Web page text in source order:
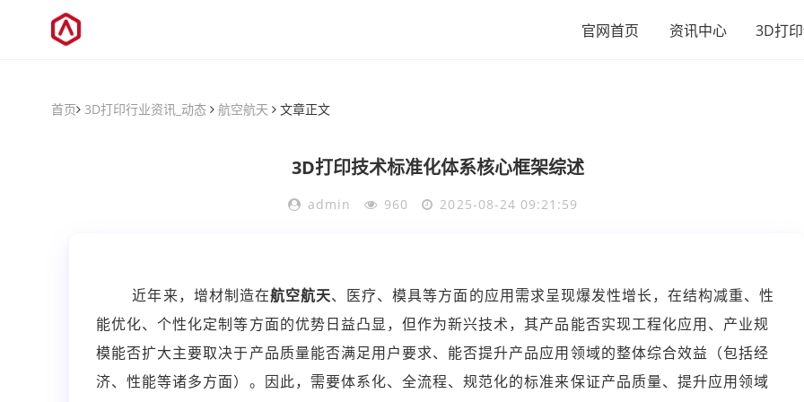
官网首页 资讯中心 3D打
首页 3D打印行业资讯_动态 航空航天 文章正文
3D打印技术标准化体系核心框架综述
admin 960 2025-08-24 09:21:59
近年来，增材制造在航空航天、医疗、模具等方面的应用需求呈现爆发性增长，在结构减重、性
能优化、个性化定制等方面的优势日益凸显，但作为新兴技术，其产品能否实现工程化应用、产业规
模能否扩大主要取决于产品质量能否满足用户要求、能否提升产品应用领域的整体综合效益（包括经
济、性能等诸多方面）。因此，需要体系化、全流程、规范化的标准来保证产品质量、提升应用领域